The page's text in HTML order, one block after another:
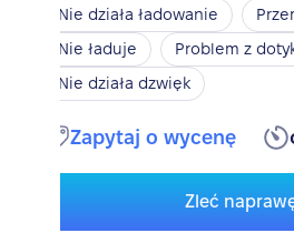
Nie działa ładowanie
Nie ładuje
Problem z
Nie działa dzwięk
Zapytaj o wycenę
Zleć